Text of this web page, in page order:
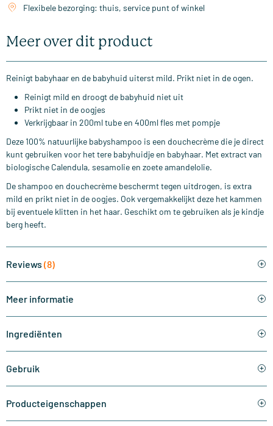
Flexibele bezorging: thuis, service punt of winkel
Meer over dit product
Reinigt babyhaar en de babyhuid uiterst mild. Prikt niet in de ogen.
Reinigt mild en droogt de babyhuid niet uit
Prikt niet in de oogjes
Verkrijgbaar in 200ml tube en 400ml fles met pompje
Deze 100% natuurlijke babyshampoo is een douchecrème die je direct
kunt gebruiken voor het tere babyhuidje en babyhaar. Met extract van
biologische Calendula, sesamolie en zoete amandelolie.
De shampoo en douchecrème beschermt tegen uitdrogen, is extra
mild en prikt niet in de oogjes. Ook vergemakkelijkt deze het kammen
bij eventuele klitten in het haar. Geschikt om te gebruiken als je kindje
berg heeft.
Reviews (8)
Meer informatie
Ingrediënten
Gebruik
Producteigenschappen